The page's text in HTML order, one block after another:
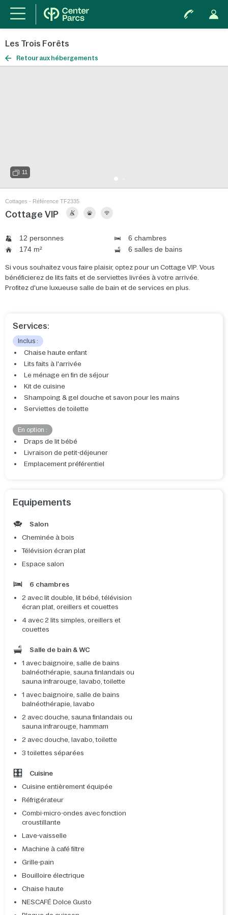
Les Trois Forêts
Retour aux hébergements
11
Cottages - Référence TF2335
Cottage VIP
12 personnes
6 chambres
174 m²
6 salles de bains
Si vous souhaitez vous faire plaisir, optez pour un Cottage VIP. Vous
bénéficierez de lits faits et de serviettes livrées à votre arrivée.
Profitez d'une luxueuse salle de bain et de services en plus.
Services:
Inclus :
Chaise haute enfant
Lits faits à l'arrivée
Le ménage en fin de séjour
Kit de cuisine
Shampoing & gel douche et savon pour les mains
Serviettes de toilette
En option :
Draps de lit bébé
Livraison de petit-déjeuner
Emplacement préférentiel
Equipements
Salon
Cheminée à bois
Télévision écran plat
Espace salon
6 chambres
2 avec lit double, lit bébé, télévision
écran plat, oreillers et couettes
4 avec 2 lits simples, oreillers et
couettes
Salle de bain & WC
1 avec baignoire, salle de bains
balnéothérapie, sauna finlandais ou
sauna infrarouge, lavabo, toilette
1 avec baignoire, salle de bains
balnéothérapie, lavabo
2 avec douche, sauna finlandais ou
sauna infrarouge, hammam
2 avec douche, lavabo, toilette
3 toilettes séparées
Cuisine
Cuisine entièrement équipée
Réfrigérateur
Combi-micro-ondes avec fonction
croustillante
Lave-vaisselle
Machine à café filtre
Grille-pain
Bouilloire électrique
Chaise haute
NESCAFÉ Dolce Gusto